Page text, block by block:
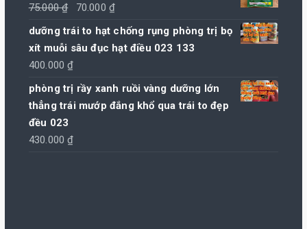
Được xếp
5.005
75.000₫
Giá
gốc
là:
75.000 ₫.
70.000 ₫
hiện
dưỡng trái to hạt chống rụng phòng trị bọ
xít muỗi sâu đục hạt điều 023 133
400.000₫
phòng trị rầy xanh ruồi vàng dưỡng lớn
thẳng trái mướp đắng khổ qua trái to đẹp
đều 023
430.000₫